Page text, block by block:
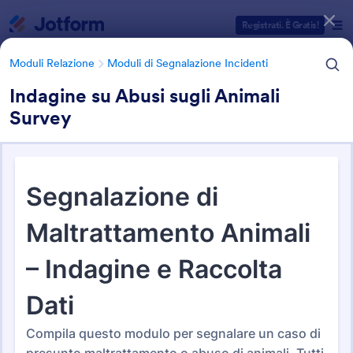
Registrati. È Gratis!
Moduli Relazione Moduli di Segnalazione Incidenti
Indagine su Abusi sugli Animali
Survey
Moduli di Segnalazione
Incidenti
Categorie Template Moduli